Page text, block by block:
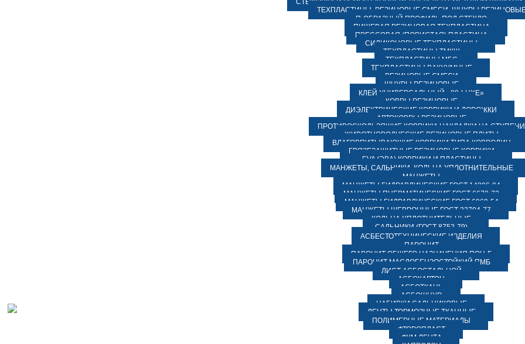
СТЫКОВКА И РЕМОНТ КОНВЕЙЕРНЫХ ЛЕНТ МЕТОДОМ
ТЕХПЛАСТИНЫ, РЕЗИНОВЫЕ СМЕСИ, ШНУРЫ
П-ОБРАЗНЫЙ ПРОФИЛЬ ПОД СТЕКЛО
ПИЩЕВАЯ РЕЗИНОВАЯ ТЕХПЛАСТИНА
ПРЕССОВАЯ (ПОРИСТАЯ) ПЛАСТИНА
СИЛИКОНОВЫЕ ТЕХПЛАСТИНЫ
ТЕХПЛАСТИНЫ ТМКЩ
ТЕХПЛАСТИНЫ МБС
ТЕХПЛАСТИНЫ ВАКУУМНЫЕ
РЕЗИНОВЫЕ СМЕСИ
ШНУРЫ РЕЗИНОВЫЕ
КЛЕЙ УНИВЕРСАЛЬНЫЙ «88-LUXE»
КОВРЫ РЕЗИНОВЫЕ
ДИЭЛЕКТРИЧЕСКИЕ КОВРИКИ И ДОРОЖКИ
АВТОКОВРЫ РЕЗИНОВЫЕ
ПРОТИВОСКОЛЬЗЯЩИЕ КОВРИКИ-НАКЛАДКИ НА СТУПЕНИ
ЖИВОТНОВОДЧЕСКИЕ РЕЗИНОВЫЕ ПЛИТЫ
ВЛАГОВПИТЫВАЮЩИЕ КОВРИКИ ТИПА КОВРОЛИН
ГРЯЗЕЗАЩИТНЫЕ РЕЗИНОВЫЕ КОВРИКИ
EVA (ЭВА) КОВРИКИ И ПЛАСТИНЫ
МАНЖЕТЫ, САЛЬНИКИ, КОЛЬЦА УПЛОТНИТЕЛЬНЫЕ
МАНЖЕТЫ
МАНЖЕТЫ ГИДРАВЛИЧЕСКИЕ ГОСТ 14896-84
МАНЖЕТЫ ПНЕВМАТИЧЕСКИЕ ГОСТ 6678-72
МАНЖЕТЫ ГИДРАВЛИЧЕСКИЕ ГОСТ 6969-54
МАНЖЕТЫ ШЕВРОННЫЕ ГОСТ 22704-77
КОЛЬЦА УПЛОТНИТЕЛЬНЫЕ
САЛЬНИКИ (ГОСТ 8752-79)
АСБЕСТОТЕХНИЧЕСКИЕ ИЗДЕЛИЯ
ПАРОНИТ
ПАРОНИТ ОБЩЕГО НАЗНАЧЕНИЯ ПОН-Б
ПАРОНИТ МАСЛОБЕНЗОСТОЙКИЙ ПМБ
ЛИСТ АСБОСТАЛЬНОЙ
АСБОКАРТОН
АСБОТКАНЬ
АСБОШНУР
НАБИВКИ САЛЬНИКОВЫЕ
ЛЕНТЫ ТОРМОЗНЫЕ ТКАННЫЕ
ПОЛИМЕРНЫЕ МАТЕРИАЛЫ
ФТОРОПЛАСТ
ФУМ ЛЕНТА